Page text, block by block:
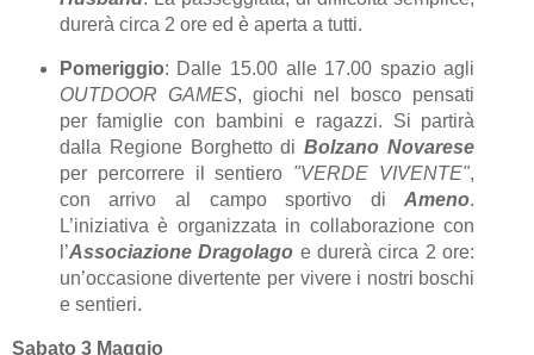
durerà circa 2 ore ed è aperta a tutti.
Pomeriggio: Dalle 15.00 alle 17.00 spazio agli
OUTDOOR GAMES, giochi nel bosco pensati
per famiglie con bambini e ragazzi. Si partirà
dalla Regione Borghetto diBolzano Novarese
per percorrere il sentiero "VERDE VIVENTE",
con arrivo al campo sportivo diAmeno.
L’iniziativa è organizzata in collaborazione con
l’Associazione Dragolago e durerà circa 2 ore:
un’occasione divertente per vivere i nostri boschi
e sentieri.
Sabato 3 Maggio